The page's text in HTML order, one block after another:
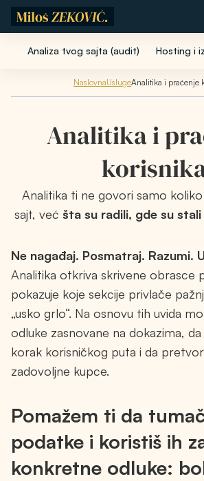
Pređi na glavni sadržaj
Analiza tvog sajta (audit) Hosting i
NaslovnaUslugeAnalitika i praćenje
Analitika i
Analitika ti ne govori samo
sajt, već šta su radili, gde su
Ne nagađaj. Posmatraj. Razumi.
Analitika otkriva skrivene obrasce
pokazuje koje sekcije privlače
„usko grlo“. Na osnovu tih uvida
odluke zasnovane na dokazima,
korak korisničkog puta i da
zadovoljne kupce.
Pomažem ti da
podatke i koristiš ih
konkretne odluke: